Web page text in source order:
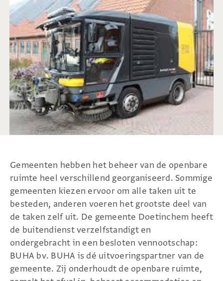
Gemeenten hebben het beheer van de openbare
ruimte heel verschillend georganiseerd. Sommige
gemeenten kiezen ervoor om alle taken uit te
besteden, anderen voeren het grootste deel van
de taken zelf uit. De gemeente Doetinchem heeft
de buitendienst verzelfstandigt en
ondergebracht in een besloten vennootschap:
BUHA bv. BUHA is dé uitvoeringspartner van de
gemeente. Zij onderhoudt de openbare ruimte,